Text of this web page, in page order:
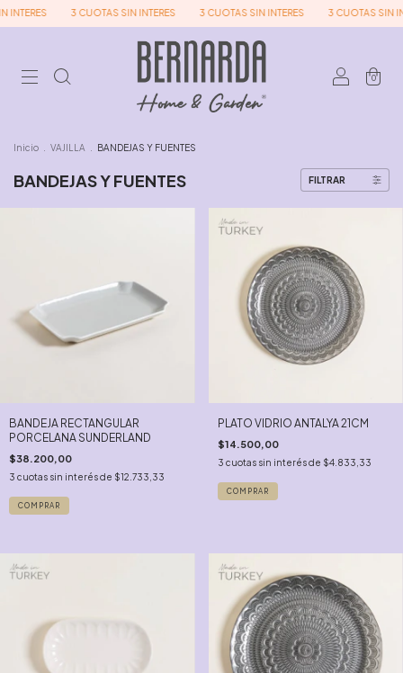
3 CUOTAS SIN INTERES 3 CUOTAS SIN INTERES 3 CUOTAS SIN INTERES
0
Inicio VAJILLA BANDEJAS Y FUENTES
BANDEJAS Y FUENTES FILTRAR
BANDEJA RECTANGULAR
PORCELANA SUNDERLAND
$38.200,00
3 cuotas sin interés de $12.733,33
PLATO VIDRIO ANTALYA 21CM
$14.500,00
3 cuotas sin interés de $4.833,33